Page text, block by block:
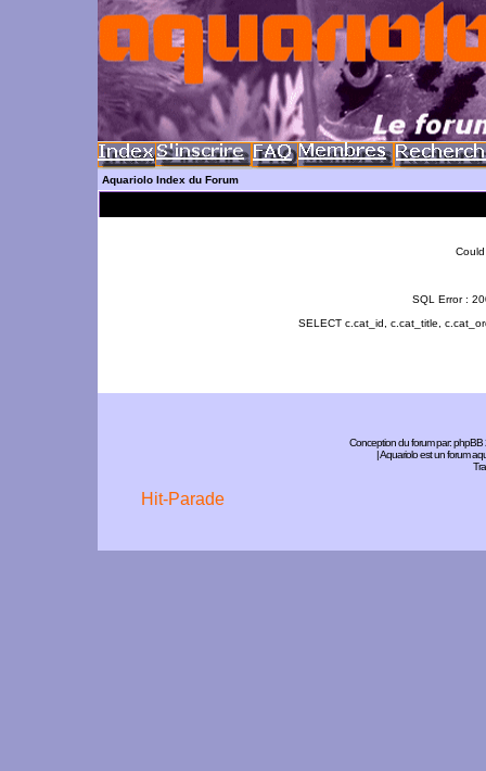
Aquariolo Index du Forum
SQL Error :
SELECT c.cat_id, c.cat_title,
Conception du forum par:phpBB
| Aquariolo est un forum